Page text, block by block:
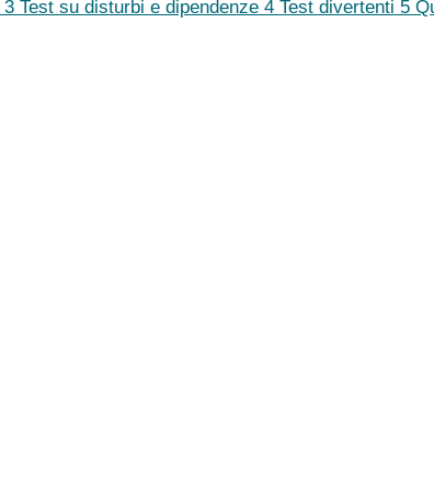
3 Test su disturbi e dipendenze 4 Test divertenti 5